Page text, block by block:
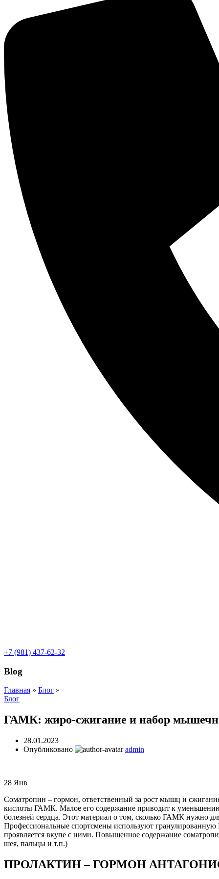
+7 (981) 437-62-32
Blog
Главная » Блог »
Блог
ГАМК: жиро-сжигание и набор
28.01.2023
Опубликовано
admin
28 Янв
Соматропин – гормон, ответственный за рост мышц и
кислоты ГАМК. Малое его содержание приводит к
болезней сердца. Этот материал о том, сколько ГАМК нужно
Профессиональные спортсмены используют
проявляется вкупе с ними. Повышенное содержание
шея, пальцы и т.п.)
ПРОЛАКТИН – ГОРМОН